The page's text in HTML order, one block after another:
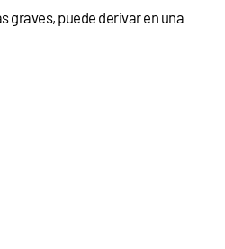
graves, puede derivar en una